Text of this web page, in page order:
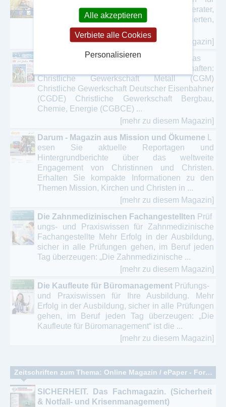
den Landwirt, landwirtschaftlichen Berater,
Händler und generell am Thema Interessierten,
mit umfassender ...
[mehr zu diesem Magazin]
DGZ Deutsche Gewerkschafts-Zeitung
Das
Magazin der christlichen Gewerkschaften:
Christliche Gewerkschaft Metall (CGM)
Christliche Gewerkschaft Deutscher Eisenbahner
(CGDE) Christliche Gewerkschaft Bergbau,
Chemie, Energie (CGBCE) ...
[mehr zu diesem Magazin]
Darum - Magazin aus Mission und Ökumene
esen Sie aktuelle Reportagen und
Hintergrundberichte über das weltweite
Engagement von Christinnen und Christen.
Erhalten Sie kompakte Informationen zu den
Themen Mission, Kirchen und Christen in ...
[mehr zu diesem Magazin]
Die Zahnmedizinischen Fachangestellten Prüf
ungs- und Praxiswissen für Zahnmedizinische
Fachangestellte Mehr Erfolg in der Ausbildung,
sicher in alle Prüfungen gehen, im Beruf jeden
Tag überzeugen: „Die Zahnmedizinische ...
[mehr zu diesem Magazin]
Die Kaufleute für Büromanagement Prüfungs-
und Praxiswissen für Ihre Ausbildung. Mehr
Erfolg in der Ausbildung, sicher in alle Prüfungen
gehen, im Beruf jeden Tag überzeugen: „Die
Kaufleute für Büromanagement“ ist die ...
[mehr zu diesem Magazin]
Zeitschriften zum Thema: Online Magazin / ePaper - Fortbildung - Ausbildung - Weiterbildung
SICHERHEIT. Das Fachmagazin. (Sicherheit
& Notfall- und Krisenmanagement)
Alle akzeptieren
Verbiete alle Cookies
Personalisieren